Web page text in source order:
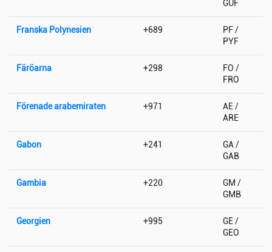
GUF
Franska Polynesien +689
PF /
PYF
Färöarna +298
FO /
FRO
Förenade arabemiraten +971
AE /
ARE
Gabon +241
GA /
GAB
Gambia +220
GM /
GMB
Georgien +995
GE /
GEO